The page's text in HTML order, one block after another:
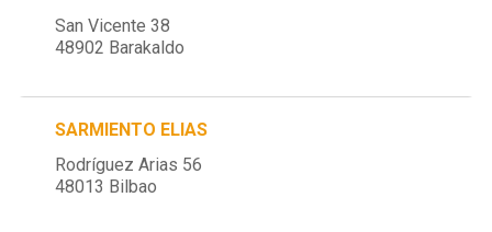
San Vicente 38
48902 Barakaldo
SARMIENTO ELIAS
Rodríguez Arias 56
48013 Bilbao